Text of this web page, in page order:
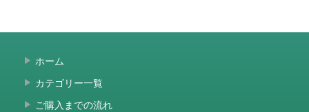
ホーム
カテゴリー一覧
ご購入までの流れ